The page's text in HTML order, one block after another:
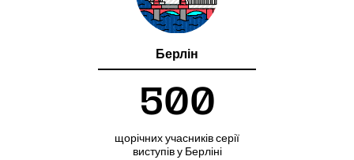
Берлін
500
щорічних учасників серії
виступів у Берліні